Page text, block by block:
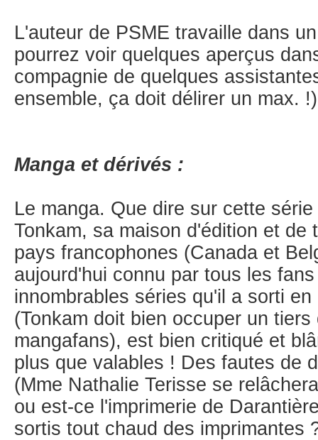
L'auteur de PSME travaille dans
pourrez voir quelques aperçus
compagnie de quelques
ensemble, ça doit délirer un max. !)
Manga et dérivés :
Le manga. Que dire sur cette
Tonkam, sa maison d'édition et de
pays francophones (Canada et
aujourd'hui connu par tous les
innombrables séries qu'il a sorti
(Tonkam doit bien occuper un
mangafans), est bien critiqué et
plus que valables ! Des fautes de
(Mme Nathalie Terisse se
ou est-ce l'imprimerie de
sortis tout chaud des imprimantes